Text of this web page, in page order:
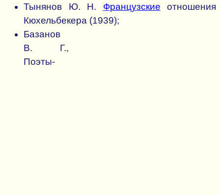
Тынянов Ю. Н. Французские отношения
Кюхельбекера (1939);
Базанов
В. Г.,
Поэты-